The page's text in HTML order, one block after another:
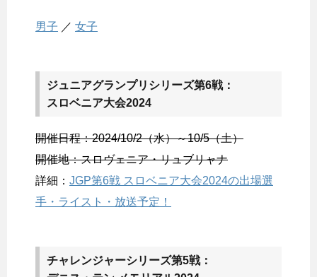
男子 ／ 女子
ジュニアグランプリシリーズ第6戦：
スロベニア大会2024
開催日程：2024/10/2（水）～10/5（土）
開催地：スロヴェニア・リュブリャナ
詳細： JGP第6戦 スロベニア大会2024の出場選
手・ライスト・放送予定！
チャレンジャーシリーズ第5戦：